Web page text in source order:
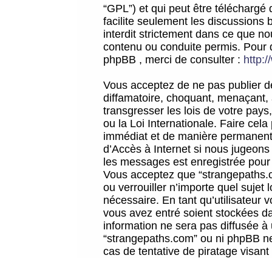
“GPL”) et qui peut être téléchargé
facilite seulement les discussions
interdit strictement dans ce que
contenu ou conduite permis.
phpBB , merci de consulter :
Vous acceptez de ne pas publier
diffamatoire, choquant,
transgresser les lois de votre
ou la Loi Internationale. Faire
immédiat et de manière
d’Accès à Internet si nous
les messages est enregistrée
Vous acceptez que
ou verrouiller n’importe quel sujet
nécessaire. En tant qu’utilisateur
vous avez entré soient stockées
information ne sera pas diffusée
“strangepaths.com” ou ni phpBB
cas de tentative de piratage